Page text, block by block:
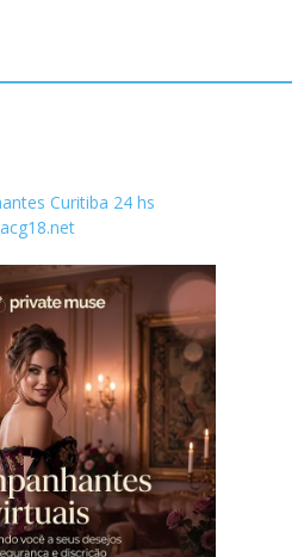
Curitiba 24 hs
acg18.net